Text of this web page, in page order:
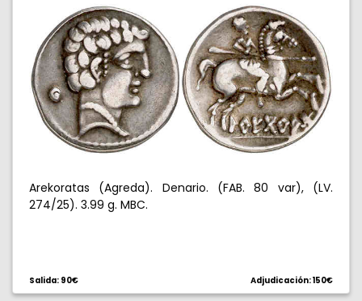
Arekoratas (Agreda). Denario. (FAB. 80 var), (LV.
274/25). 3.99 g. MBC.
Salida: 90€ Adjudicación: 150€